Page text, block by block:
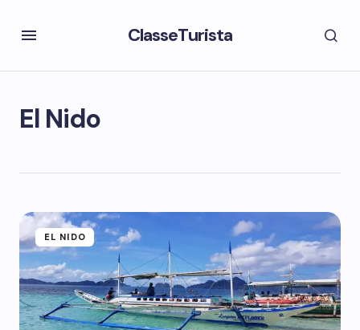
ClasseTurista
El Nido
EL NIDO